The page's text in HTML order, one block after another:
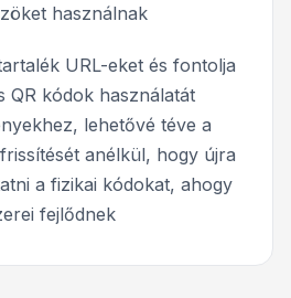
használnak
URL-eket és fontolja
QR kódok használatát
lehetővé téve a
anélkül, hogy újra
a fizikai kódokat, ahogy
fejlődnek